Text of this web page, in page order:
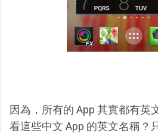
因為，所有的 App 其實都有英
看這些中文 App 的英文名稱？